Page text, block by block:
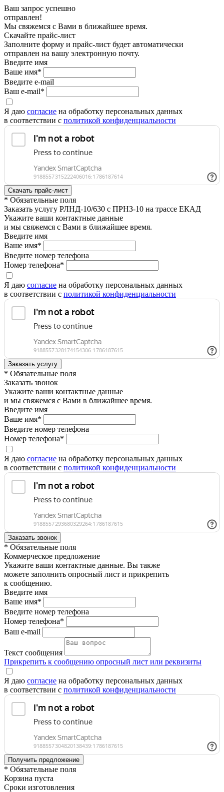
Ваш запрос успешно
отправлен!
Мы свяжемся с Вами в ближайшее время.
Скачайте прайс-лист
Заполните форму и прайс-лист будет автоматически
отправлен на вашу электронную почту.
Введите имя
Ваше имя*
Введите e-mail
Ваш e-mail*
Я даю согласие на обработку персональных данных
в соответствии с политикой конфиденциальности
* Обязательные поля
Заказать услугу РЛНД-10/630 с ПРНЗ-10 на трассе ЕКАД
Укажите ваши контактные данные
и мы свяжемся с Вами в ближайшее время.
Введите имя
Ваше имя*
Введите номер телефона
Номер телефона*
Я даю согласие на обработку персональных данных
в соответствии с политикой конфиденциальности
* Обязательные поля
Заказать звонок
Укажите ваши контактные данные
и мы свяжемся с Вами в ближайшее время.
Введите имя
Ваше имя*
Введите номер телефона
Номер телефона*
Я даю согласие на обработку персональных данных
в соответствии с политикой конфиденциальности
* Обязательные поля
Коммерческое предложение
Укажите ваши контактные данные. Вы также
можете заполнить опросный лист и прикрепить
к сообщению.
Введите имя
Ваше имя*
Введите номер телефона
Номер телефона*
Ваш e-mail
Текст сообщения
Прикрепить к сообщению опросный лист или реквизиты
Я даю согласие на обработку персональных данных
в соответствии с политикой конфиденциальности
* Обязательные поля
Корзина пуста
Сроки изготовления